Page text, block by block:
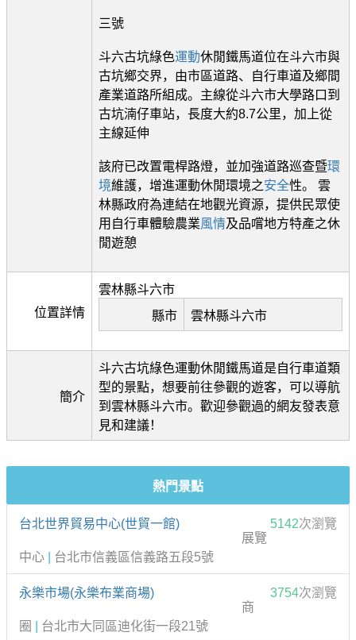
三號
斗六古坑綠色運動休閒鐵馬道位在斗六市與
古坑鄉交界，由市區道路、自行車道及鄉間
產業道路所組成。主線從斗六市大學路口到
古坑湳仔車站，長度大約8.7公里，加上從
主線延伸
該府已改置電桿路燈，並加強道路巡查暨環
境維護，增進運動休閒環境之安全性。 雲
林縣政府為連結在地觀光資源，提供民眾使
用自行車體驗農業風情及品嚐地方特產之休
閒遊憩
位置詳情
雲林縣斗六市
縣市
雲林縣斗六市
簡介
斗六古坑綠色運動休閒鐵馬道是自行車道類
型的景點，想要前往參觀的遊客，可以導航
到雲林縣斗六市。歡迎參觀過的網友發表意
見和建議！
熱門景點
台北世界貿易中心(世貿一館) 5142次瀏覽
展覽
中心
台北市信義區信義路五段5號
永樂市場(永樂布業商場) 3754次瀏覽
商
圈
台北市大同區迪化街一段21號